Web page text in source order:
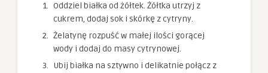
Oddziel białka od żółtek. Żółtka utrzyj z
cukrem, dodaj sok i skórkę z cytryny.
Żelatynę rozpuść w małej ilości gorącej
wody i dodaj do masy cytrynowej.
Ubij białka na sztywno i delikatnie połącz z